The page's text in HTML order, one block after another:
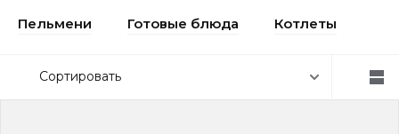
Пельмени
Готовые блюда Котлеты
Сортировать